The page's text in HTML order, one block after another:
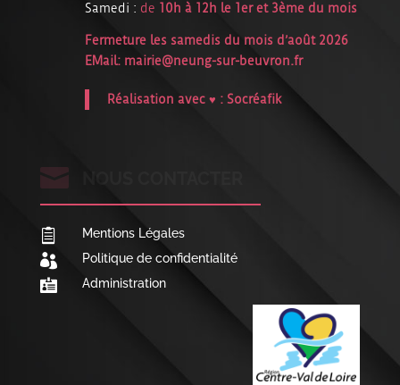
Samedi : de 10h à 12h le 1er et 3ème du mois
Fermeture les samedis du mois d’août 2026
EMail: mairie@neung-sur-beuvron.fr
Réalisation avec ♥ : Socréafik

 Mentions Légales
 Politique de confidentialité
 Administration